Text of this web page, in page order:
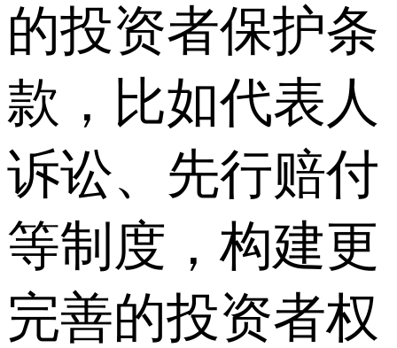
的投资者保护条
款，比如代表人
诉讼、先行赔付
等制度，构建更
完善的投资者权